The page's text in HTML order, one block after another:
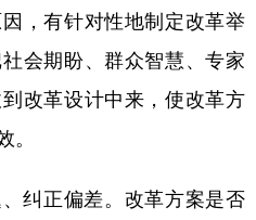
，有针对性地制定改革举
会期盼、群众智慧、专家
改革设计中来，使改革方
。
正偏差。改革方案是否